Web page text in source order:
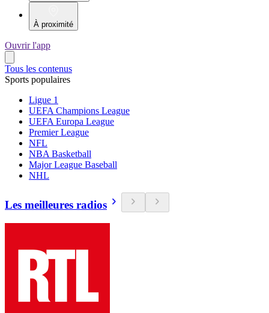
À proximité
Ouvrir l'app
Tous les contenus
Sports populaires
Ligue 1
UEFA Champions League
UEFA Europa League
Premier League
NFL
NBA Basketball
Major League Baseball
NHL
Les meilleures radios